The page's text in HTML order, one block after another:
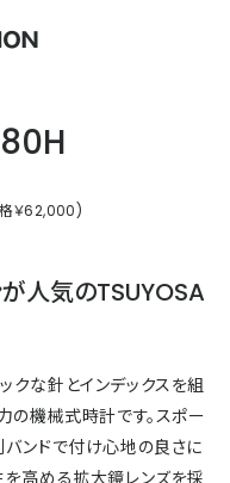
￥62,000)
人気のTSUYOSA
クな針とインデックスを組
の機械式時計です。スポー
ンドで付け心地の良さに
を高める拡大鏡レンズを採